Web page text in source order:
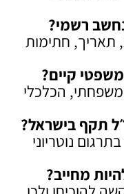
רשמי?
תאריך, חתימות
קיים?
הכלכלי
תקף בישראל?
נוטריוני
מחייב?